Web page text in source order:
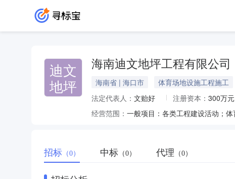
迪文
地坪
海南迪文地坪工程有限公司
海南省 | 海口市 体育场地设施工程施工
法定代表人： 文贻好 注册资本： 300万元
经营范围：
招标 （0） 中标 （0） 代理 （0）